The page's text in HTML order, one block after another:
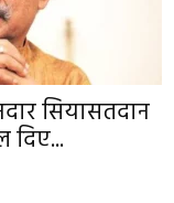
सियासतदान